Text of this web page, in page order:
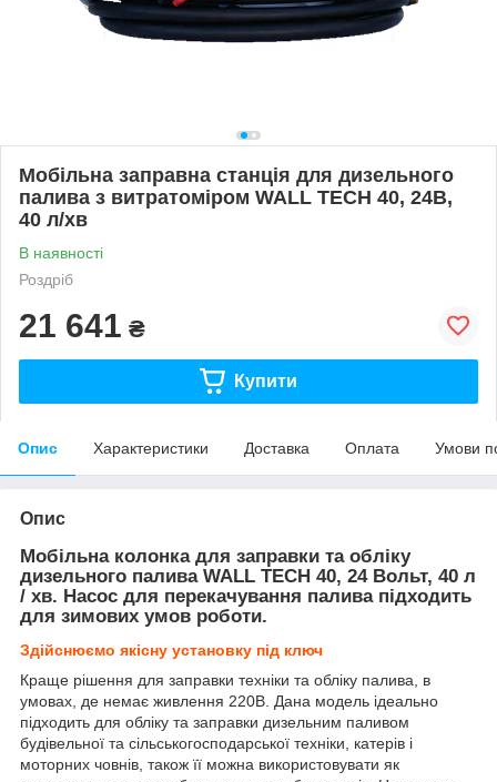
Мобільна заправна станція для дизельного
палива з витратоміром WALL TECH 40, 24В,
40 л/хв
В наявності
Роздріб
21 641 ₴
Купити
Опис Характеристики Доставка Оплата Умови
Опис
Мобільна колонка для заправки та обліку
дизельного палива WALL TECH 40, 24 Вольт, 40 л
/ хв. Насос для перекачування палива підходить
для зимових умов роботи.
Здійснюємо якісну установку під ключ
Краще рішення для заправки техніки та обліку палива, в
умовах, де немає живлення 220В. Дана модель ідеально
підходить для обліку та заправки дизельним паливом
будівельної та сільськогосподарської техніки, катерів і
моторних човнів, також її можна використовувати як